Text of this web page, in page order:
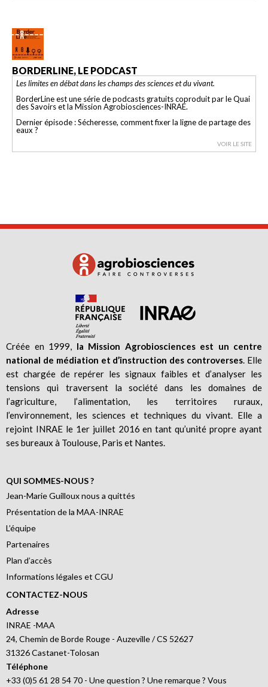
BORDERLINE, LE PODCAST
Les limites en débat dans les champs des sciences et du vivant.
BorderLine est une série de podcasts gratuits coproduit par le Quai
des Savoirs et la Mission Agrobiosciences-INRAE.
Dernier épisode : Sécheresse, comment fixer la ligne de partage des
eaux ?
VOIR LE SITE
Créée en 1999, la Mission Agrobiosciences est un centre
national de médiation et d’instruction des controverses. Elle
est chargée de repérer les signaux faibles et d’analyser les
tensions qui traversent la société dans les domaines de
l’agriculture, l’alimentation, les territoires ruraux,
l’environnement, les sciences et techniques du vivant. Elle a
rejoint INRAE le 1er juillet 2016 en tant qu’unité propre ayant
ses bureaux à Toulouse, Paris et Nantes.
QUI SOMMES-NOUS ?
Jean-Marie Guilloux nous a quittés
Présentation de la MAA-INRAE
L’équipe
Partenaires
Plan d’accès
Informations légales et CGU
CONTACTEZ-NOUS
Adresse
INRAE -MAA
24, Chemin de Borde Rouge - Auzeville / CS 52627
31326 Castanet-Tolosan
Téléphone
+33 (0)5 61 28 54 70 - Une question ? Une remarque ? Vous